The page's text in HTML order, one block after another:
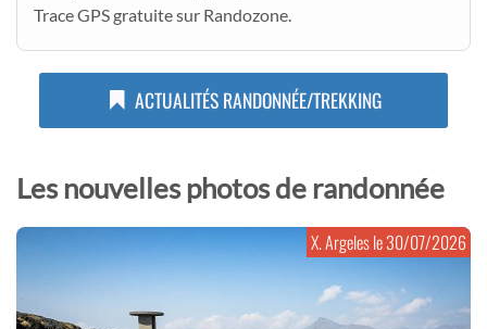
Trace GPS gratuite sur Randozone.
ACTUALITÉS RANDONNÉE/TREKKING
Les nouvelles photos de randonnée
X. Argeles le30/07/2026